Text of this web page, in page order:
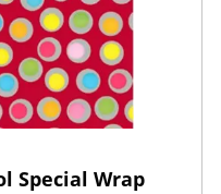
Special Wrap